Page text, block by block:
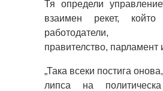
Тя определи
взаимен рекет,
работодатели,
правителство, парламент
„Така всеки постига
липса на